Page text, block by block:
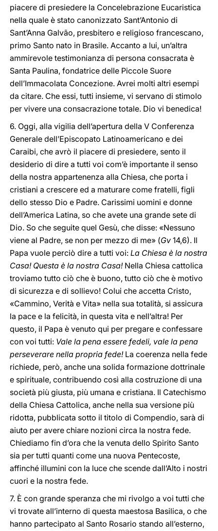
piacere di presiedere la Concelebrazione Eucaristica
nella quale è stato canonizzato Sant’Antonio di
Sant’Anna Galvão, presbitero e religioso francescano,
primo Santo nato in Brasile. Accanto a lui, un’altra
ammirevole testimonianza di persona consacrata è
Santa Paulina, fondatrice delle Piccole Suore
dell’Immacolata Concezione. Avrei molti altri esempi
da citare. Che essi, tutti insieme, vi servano di stimolo
per vivere una consacrazione totale. Dio vi benedica!
6. Oggi, alla vigilia dell’apertura della V Conferenza
Generale dell’Episcopato Latinoamericano e dei
Caraibi, che avrò il piacere di presiedere, sento il
desiderio di dire a tutti voi com’è importante il senso
della nostra appartenenza alla Chiesa, che porta i
cristiani a crescere ed a maturare come fratelli, figli
dello stesso Dio e Padre. Carissimi uomini e donne
dell’America Latina, so che avete una grande sete di
Dio. So che seguite quel Gesù, che disse: «Nessuno
viene al Padre, se non per mezzo di me» (Gv 14,6). Il
Papa vuole perciò dire a tutti voi: La Chiesa è la nostra
Casa! Questa è la nostra Casa! Nella Chiesa cattolica
troviamo tutto ciò che è buono, tutto ciò che è motivo
di sicurezza e di sollievo! Colui che accetta Cristo,
«Cammino, Verità e Vita» nella sua totalità, si assicura
la pace e la felicità, in questa vita e nell’altra! Per
questo, il Papa è venuto qui per pregare e confessare
con voi tutti: Vale la pena essere fedeli, vale la pena
perseverare nella propria fede! La coerenza nella fede
richiede, però, anche una solida formazione dottrinale
e spirituale, contribuendo così alla costruzione di una
società più giusta, più umana e cristiana. Il Catechismo
della Chiesa Cattolica, anche nella sua versione più
ridotta, pubblicata sotto il titolo di Compendio, sarà di
aiuto per avere chiare nozioni circa la nostra fede.
Chiediamo fin d’ora che la venuta dello Spirito Santo
sia per tutti quanti come una nuova Pentecoste,
affinché illumini con la luce che scende dall’Alto i nostri
cuori e la nostra fede.
7. È con grande speranza che mi rivolgo a voi tutti che
vi trovate all’interno di questa maestosa Basilica, o che
hanno partecipato al Santo Rosario stando all’esterno,